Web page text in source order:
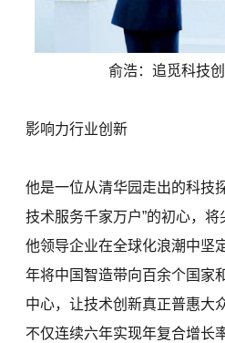
俞浩：追觅科技
影响力行业创新
他是一位从清华园走出的科技
技术服务千家万户”的初心，将
他领导企业在全球化浪潮中坚
年将中国智造带向百余个国家
中心，让技术创新真正普惠大
不仅连续六年实现年复合增长